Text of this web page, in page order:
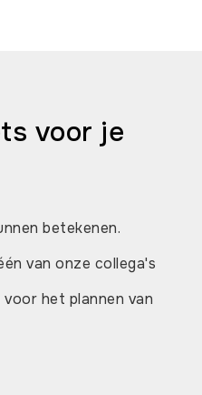
voor je
betekenen.
van onze collega's
het plannen van